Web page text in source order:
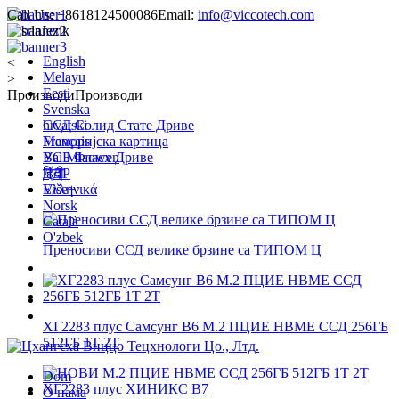
Call Us: +8618124500086Email: info@viccotech.com
Jezik
English
Melayu
Eesti
Svenska
hrvatski
Français
Bai Miaowen
हिंदी
Ελληνικά
Norsk
Català
O'zbek
Dom
О нама
<
>
ПроизводиПроизводи
ССД Солид Стате Дриве
Меморијска картица
УСБ Фласх Дриве
ДДР
Više+
Преносиви ССД велике брзине са ТИПОМ Ц
ХГ2283 плус Самсунг В6 М.2 ПЦИЕ НВМЕ ССД 256ГБ
512ГБ 1Т 2Т